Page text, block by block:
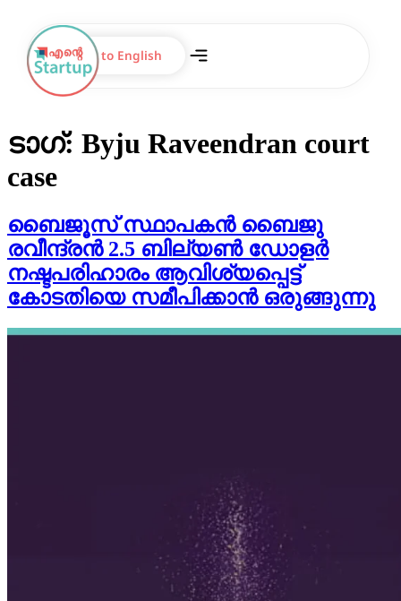
Switch to English
ടാഗ്: Byju Raveendran court
case
ബൈജൂസ്‌ സ്ഥാപകൻ ബൈജു
രവീന്ദ്രൻ 2.5 ബില്യൺ ഡോളർ
നഷ്ടപരിഹാരം ആവിശ്യപ്പെട്ട്
കോടതിയെ സമീപിക്കാൻ ഒരുങ്ങുന്നു